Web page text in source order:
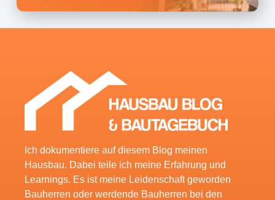
Ich dokumentiere auf diesem Blog meinen
Hausbau. Dabei teile ich meine Erfahrung und
Learnings. Es ist meine Leidenschaft geworden
Bauherren oder werdende Bauherren bei den